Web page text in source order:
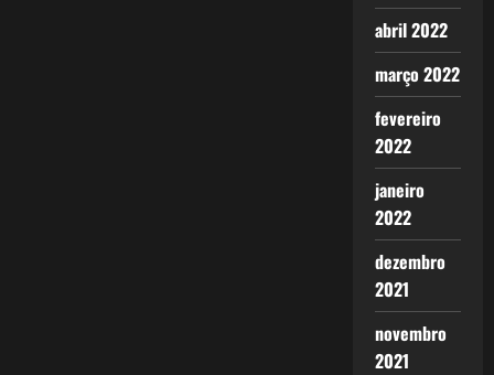
abril 2022
março 2022
fevereiro
2022
janeiro
2022
dezembro
2021
novembro
2021